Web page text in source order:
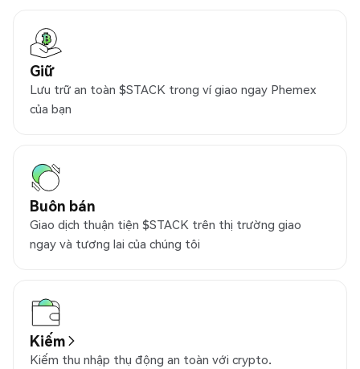
Giữ
Lưu trữ an toàn $STACK trong ví giao ngay Phemex
của bạn
Buôn bán
Giao dịch thuận tiện $STACK trên thị trường giao
ngay và tương lai của chúng tôi
Kiếm
Kiếm thu nhập thụ động an toàn với crypto.